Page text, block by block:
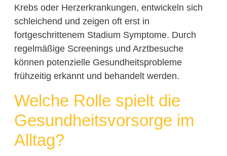
Krebs oder Herzerkrankungen, entwickeln sich
schleichend und zeigen oft erst in
fortgeschrittenem Stadium Symptome. Durch
regelmäßige Screenings und Arztbesuche
können potenzielle Gesundheitsprobleme
frühzeitig erkannt und behandelt werden.
Welche Rolle spielt die
Gesundheitsvorsorge im
Alltag?